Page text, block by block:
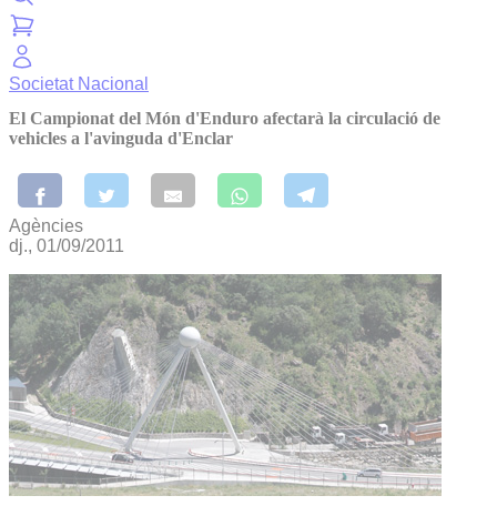
Societat Nacional
El Campionat del Món d'Enduro afectarà la circulació de
vehicles a l'avinguda d'Enclar
Agències
dj., 01/09/2011